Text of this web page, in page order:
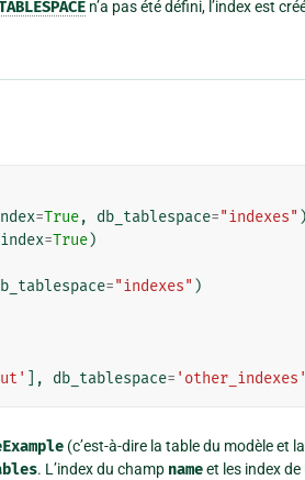
n’a pas été défini, l’index est
=True, db_tablespace="indexes" )
=True)
="indexes" )
], db_tablespace= 'other_indexes'
(c’est-à-dire la table du modèle et
. L’index du champ nameet les index